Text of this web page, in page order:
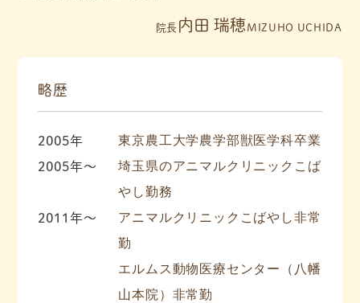
院長内田 瑞穂MIZUHO UCHIDA
略歴
2005年 東京農工大学農学部獣医学科卒業
2005年～
埼玉県のアニマルクリニックこば
やし勤務
2011年～
アニマルクリニックこばやし非常
勤
エルムス動物医療センター（八幡
山本院）非常勤